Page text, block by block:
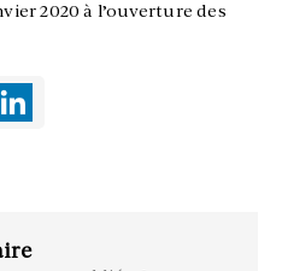
2020 à l’ouverture des